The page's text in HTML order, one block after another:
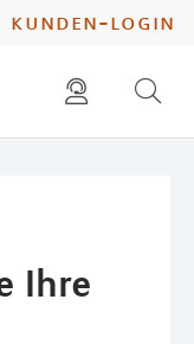
kunden-login
Ihre